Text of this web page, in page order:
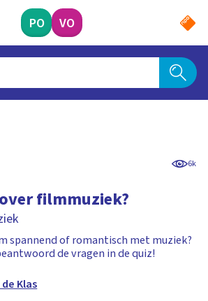
PO VO
6k
filmmuziek?
spannend of romantisch met muziek?
de vragen in de quiz!
Klas